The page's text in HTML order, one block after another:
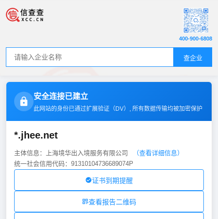
查企业
400-900-6808
安全连接已建立
此网站的身份已通过扩展验证（DV）, 所有数据传输均被加密保护
*.jhee.net
主体信息：上海境华出入境服务有限公司
（查看详细信息）
统一社会信用代码：91310104736689074P
证书到期提醒
查看报告二维码